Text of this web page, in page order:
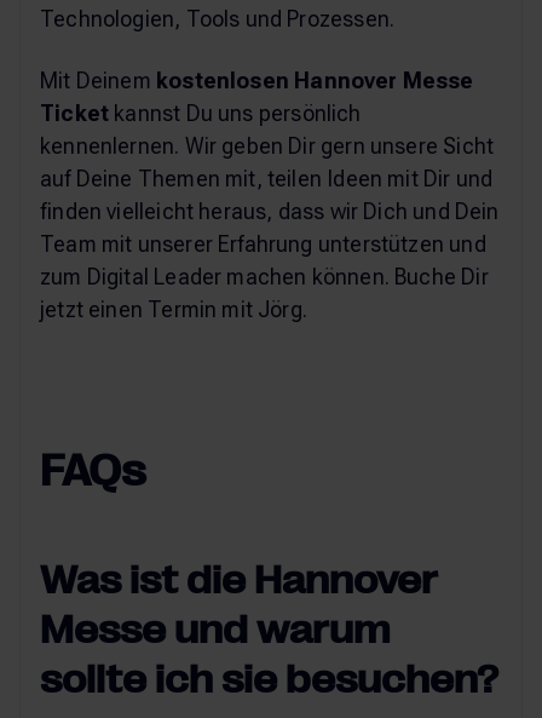
Technologien, Tools und Prozessen.
Mit Deinem kostenlosen Hannover Messe
Ticket kannst Du uns persönlich
kennenlernen. Wir geben Dir gern unsere Sicht
auf Deine Themen mit, teilen Ideen mit Dir und
finden vielleicht heraus, dass wir Dich und Dein
Team mit unserer Erfahrung unterstützen und
zum Digital Leader machen können. Buche Dir
jetzt einen Termin mit Jörg.
FAQs
Was ist die Hannover
Messe und warum
sollte ich sie besuchen?